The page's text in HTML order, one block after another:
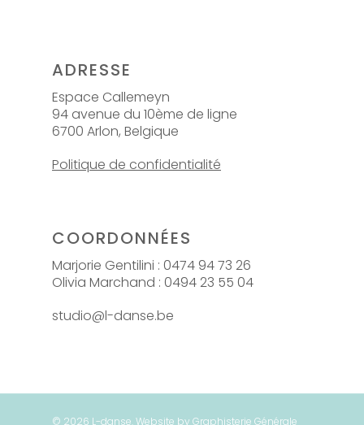
ADRESSE
Espace Callemeyn
94 avenue du 10ème de ligne
6700 Arlon, Belgique
Politique de confidentialité
COORDONNÉES
Marjorie Gentilini : 0474 94 73 26
Olivia Marchand : 0494 23 55 04
studio@l-danse.be
© 2026 L-danse. Website by Graphisterie Générale